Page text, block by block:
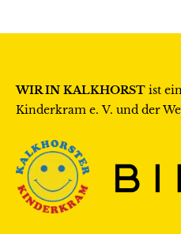
WIR IN KALKHORST ist
Kinderkram e. V. und der